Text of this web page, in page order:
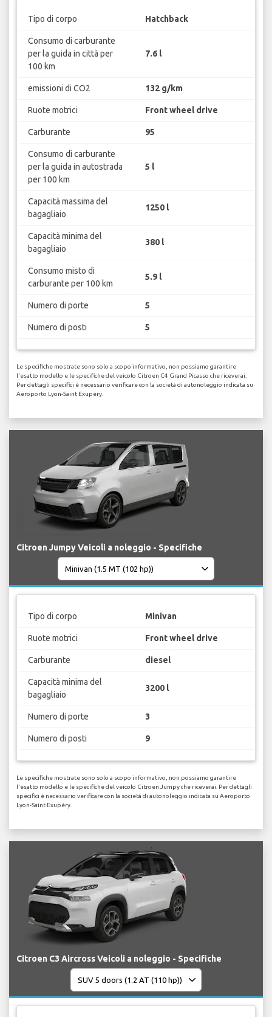
Tipo di corpo Hatchback
Consumo di carburante
per la guida in città per
100 km
7.6 l
emissioni di CO2 132 g/km
Ruote motrici Front wheel drive
Carburante 95
Consumo di carburante
per la guida in autostrada
per 100 km
5 l
Capacità massima del
bagagliaio
1250 l
Capacità minima del
bagagliaio
380 l
Consumo misto di
carburante per 100 km
5.9 l
Numero di porte 5
Numero di posti 5
Le specifiche mostrate sono solo a scopo informativo, non possiamo garantire
l'esatto modello e le specifiche del veicolo Citroen C4 Grand Picasso che riceverai.
Per dettagli specifici è necessario verificare con la società di autonoleggio indicata su
Aeroporto Lyon-Saint Exupéry.
Citroen Jumpy Veicoli a noleggio - Specifiche
Tipo di corpo Minivan
Ruote motrici Front wheel drive
Carburante diesel
Capacità minima del
bagagliaio
3200 l
Numero di porte 3
Numero di posti 9
Le specifiche mostrate sono solo a scopo informativo, non possiamo garantire
l'esatto modello e le specifiche del veicolo Citroen Jumpy che riceverai. Per dettagli
specifici è necessario verificare con la società di autonoleggio indicata su Aeroporto
Lyon-Saint Exupéry.
Citroen C3 Aircross Veicoli a noleggio - Specifiche